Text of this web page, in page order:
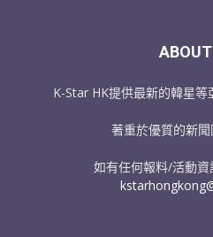
K-Star HK提供最新的韓星
著重於優質的新聞
如有任何報料/活動資